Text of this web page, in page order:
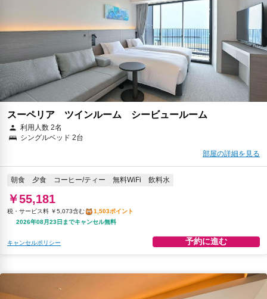
スーペリア ツインルーム シービュールーム
利用人数 2名
シングルベッド 2台
部屋の詳細を見る
朝食 夕食 コーヒー/ティー 無料WiFi 飲料水
￥55,181
税・サービス料 ￥5,073含む
1,503ポイント
2026年08月23日までキャンセル無料
キャンセルポリシー 予約に進む